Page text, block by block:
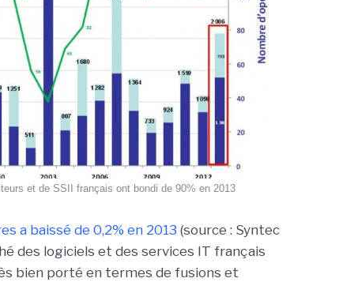
et de SSII français ont bondi de 90% en 2013
a baissé de 0,2% en 2013 (source : Syntec
des logiciels et des services IT français
bien porté en termes de fusions et